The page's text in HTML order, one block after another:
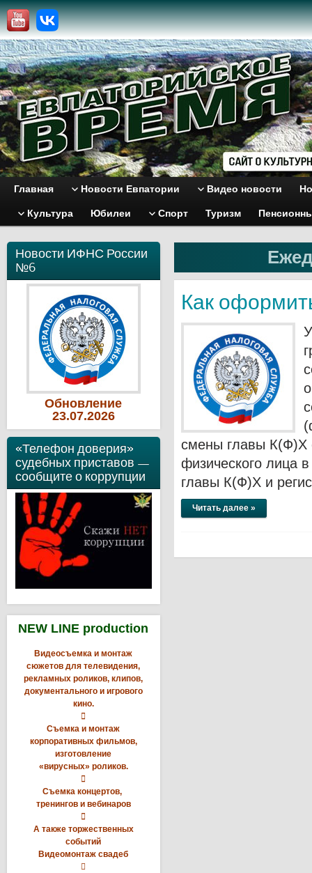
Главная Новости Евпатории Видео новости
Культура Юбилеи Спорт Туризм
Новости ИФНС России
№6
Обновление
23.07.2026
«Телефон доверия»
судебных приставов —
сообщите о коррупции
NEW LINE production
Видеосъемка и монтаж
сюжетов для телевидения,
рекламных роликов, клипов,
документального и игрового
кино.

Съемка и монтаж
корпоративных фильмов,
изготовление
«вирусных» роликов.

Съемка концертов,
тренингов и вебинаров

А также торжественных
событий
Видеомонтаж свадеб

Как
смены главы К(Ф)Х
физического лица
главы К(Ф)Х и
Читать далее »